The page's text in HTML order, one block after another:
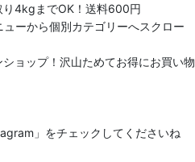
り4kgまでOK！送料600円
ーから個別カテゴリーへスクロー
ョップ！沢山ためてお得にお買い物
」をチェックしてくださいね